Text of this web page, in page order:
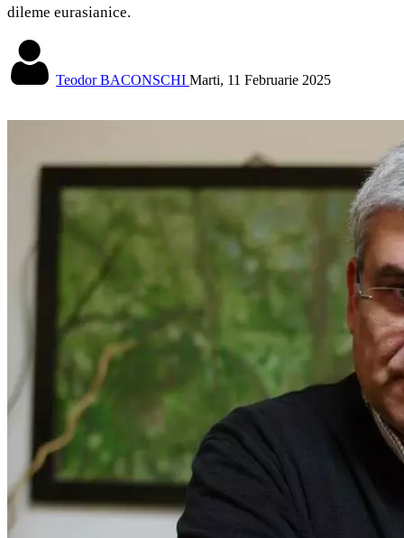
dileme eurasianice.
Teodor BACONSCHI Marti, 11 Februarie 2025